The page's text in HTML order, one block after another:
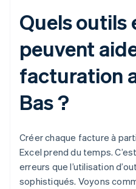
Quels outils
peuvent
facturation
Bas ?
Créer chaque facture à
Excel prend du temps.
erreurs que l’utilisation
sophistiqués. Voyons